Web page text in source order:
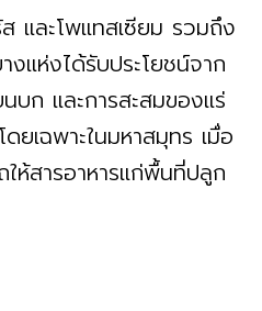
และโพแทสเซียม รวมถึง
แห่งได้รับประโยชน์จาก
บก และการสะสมของแร่
ยเฉพาะในมหาสมุทร เมื่อ
ให้สารอาหารแก่พื้นที่ปลูก